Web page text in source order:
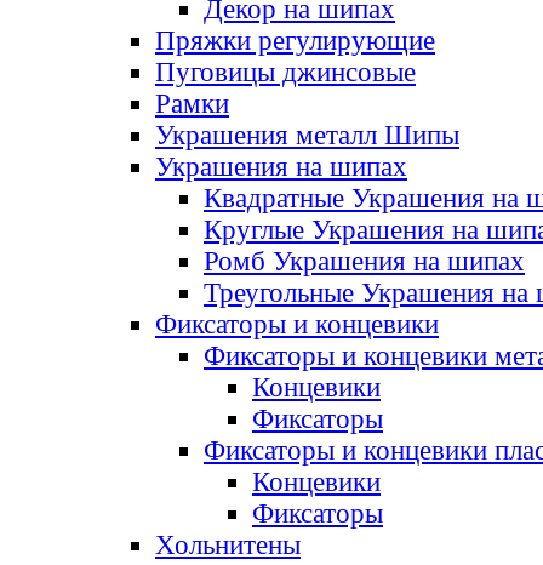
Декор на шипах
Пряжки регулирующие
Пуговицы джинсовые
Рамки
Украшения металл Шипы
Украшения на шипах
Квадратные Украшения на
Круглые Украшения на
Ромб Украшения на шипах
Треугольные Украшения на
Фиксаторы и концевики
Фиксаторы и концевики
Концевики
Фиксаторы
Фиксаторы и концевики
Концевики
Фиксаторы
Хольнитены